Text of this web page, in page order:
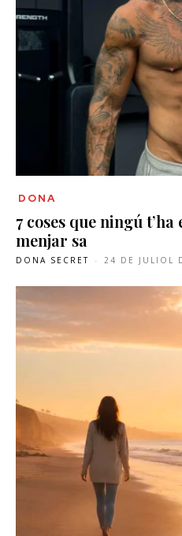
DONA
7 coses que ningú
menjar sa
DONA SECRET - 24 DE JULIOL